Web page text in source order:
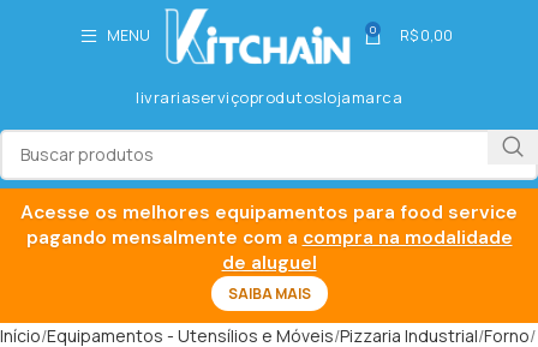
MENU 0 R$0,00
livrariaserviçoprodutoslojamarca
Início Equipamentos - Utensílios e Móveis Pizzaria Industrial Forno
Acesse os melhores equipamentos para food service
pagando mensalmente com a compra na modalidade
de aluguel
SAIBA MAIS